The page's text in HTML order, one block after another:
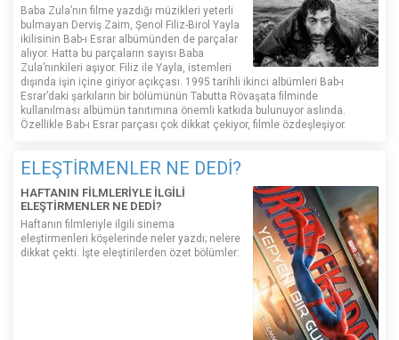
Baba Zula’nın filme yazdığı müzikleri yeterli
bulmayan Derviş Zaim, Şenol Filiz-Birol Yayla
ikilisinin Bab-ı Esrar albümünden de parçalar
alıyor. Hatta bu parçaların sayısı Baba
Zula’nınkileri aşıyor. Filiz ile Yayla, istemleri
dışında işin içine giriyor açıkçası. 1995 tarihli ikinci albümleri Bab-ı
Esrar’daki şarkıların bir bölümünün Tabutta Rövaşata filminde
kullanılması albümün tanıtımına önemli katkıda bulunuyor aslında.
Özellikle Bab-ı Esrar parçası çok dikkat çekiyor, filmle özdeşleşiyor.
ELEŞTİRMENLER NE DEDİ?
HAFTANIN FİLMLERİYLE İLGİLİ
ELEŞTİRMENLER NE DEDİ?
Haftanın filmleriyle ilgili sinema
eleştirmenleri köşelerinde neler yazdı; nelere
dikkat çekti. İşte eleştirilerden özet bölümler: